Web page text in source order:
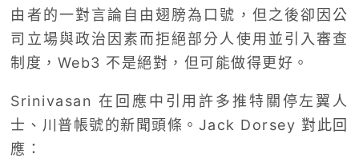
由者的一對言論自由翅膀為口號，但之後卻因公
司立場與政治因素而拒絕部分人使用並引入審查
制度，Web3 不是絕對，但可能做得更好。
Srinivasan 在回應中引用許多推特關停左翼人
士、川普帳號的新聞頭條。Jack Dorsey 對此回
應：